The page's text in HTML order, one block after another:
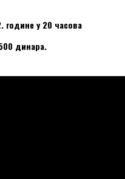
године у 20 часова
динара.